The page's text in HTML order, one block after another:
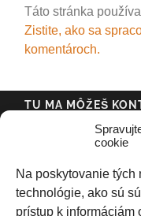
cookie
Na poskytovanie
technológie, ako sú
prístup k informáciám
Táto stránka
Zistite, ako sa
komentároch.
TU MA MÔŽEŠ